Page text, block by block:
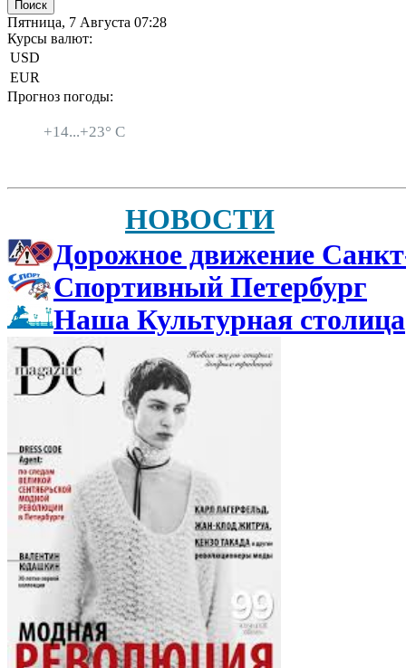
Пятница, 7 Августа 07:28
Курсы валют:
USD
EUR
Прогноз погоды:
+14...+23° C
НОВОСТИ
Дорожное движение
Спортивный Петербург
Наша Культурная столица